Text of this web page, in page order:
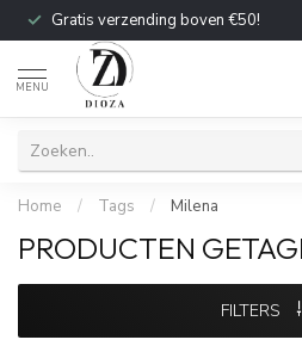
Gratis verzending boven €50!
MENU
Home / Tags / Milena
PRODUCTEN
FILTERS